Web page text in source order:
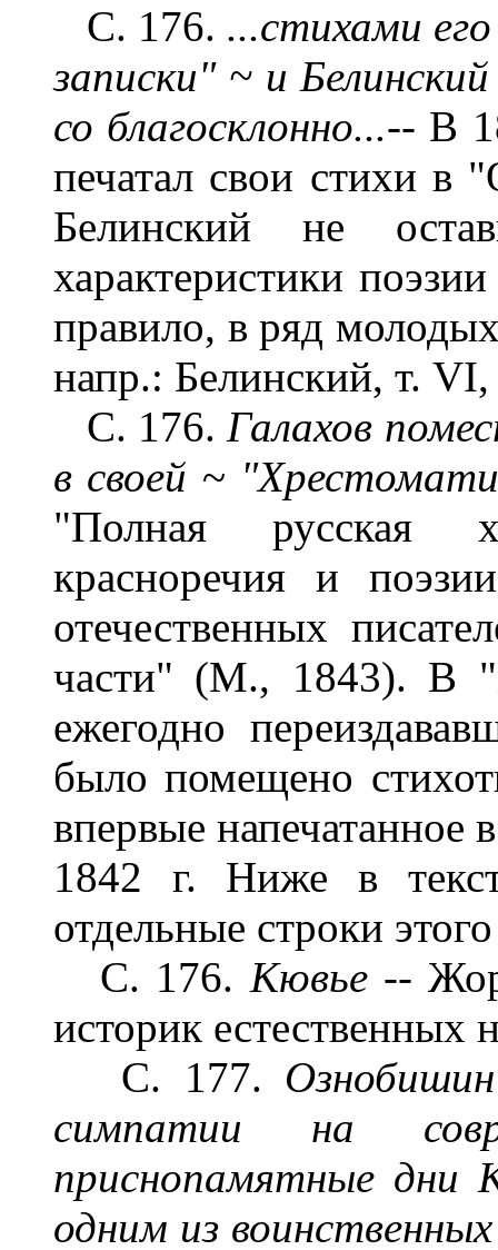
С. 176. ...стихами
записки" ~и
со благосклонно...-- В
печатал свои стихи в
Белинский не
характеристики
правило, в ряд
напр.: Белинский, т.
С. 176.Галахов
в своей ~
"Полная русская
красноречия и
отечественных
части" (М., 1843). В
ежегодно
было помещено
впервые напечатанное
1842 г. Ниже в
отдельные строки
С. 176. Кювье --
историк естественных
С. 177.
симпатии на
приснопамятные дни
одним из